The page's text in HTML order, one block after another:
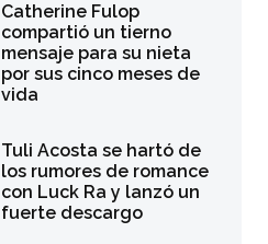
Catherine Fulop
compartió un tierno
mensaje para su nieta
por sus cinco meses de
vida
Tuli Acosta se hartó de
los rumores de romance
con Luck Ra y lanzó un
fuerte descargo